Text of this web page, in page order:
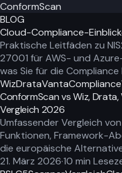
ConformScan
BLOG
Cloud-Compliance-
Praktische Leitfäden zu
27001 für AWS- und
was Sie für die
WizDrataVantaCompliance
ConformScan vs Wiz,
Vergleich 2026
Umfassender Vergleich
Funktionen, Framework-
die europäische
21. März 2026·10 min